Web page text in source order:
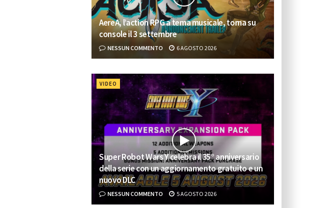
AereA, l’action RPG a tema musicale, torna su
console il 3 settembre
NESSUN COMMENTO 6 AGOSTO 2026
VIDEO
Super Robot Wars Y celebra il 35° anniversario
della serie con un aggiornamento gratuito e un
nuovo DLC
NESSUN COMMENTO 5 AGOSTO 2026